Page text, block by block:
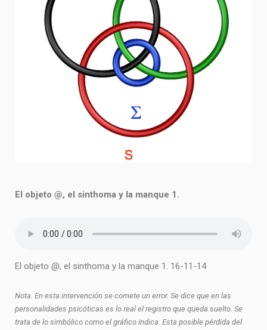
El objeto @, el sinthoma y la manque 1.
El objeto @, el sinthoma y la manque 1. 16-11-14
Nota. En esta intervención se comete un error. Se dice que en las
personalidades psicóticas es lo real el registro que queda suelto. Se
trata de lo simbólico como el gráfico indica. Esta posible pérdida del